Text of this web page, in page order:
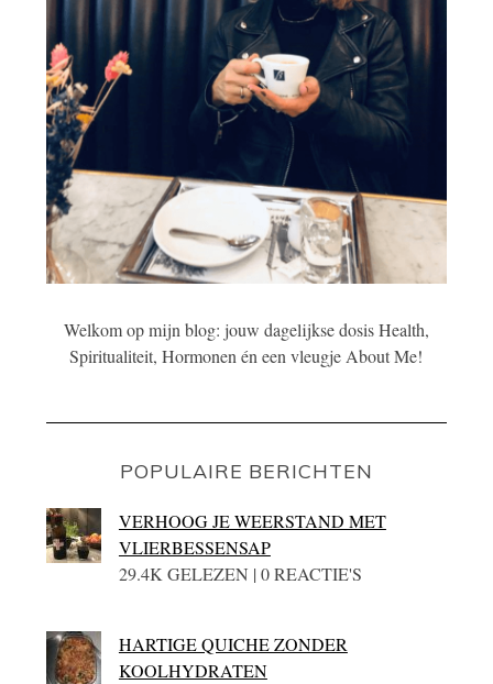
Welkom op mijn blog: jouw dagelijkse dosis Health,
Spiritualiteit, Hormonen én een vleugje About Me!
POPULAIRE BERICHTEN
VERHOOG JE WEERSTAND MET
VLIERBESSENSAP
29.4K GELEZEN | 0 REACTIE'S
HARTIGE QUICHE ZONDER
KOOLHYDRATEN